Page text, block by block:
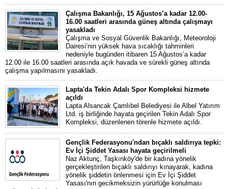
Çalışma Bakanlığı, 15 Ağustos’a kadar 12.00-
16.00 saatleri arasında güneş altında çalışmayı
yasakladı
Çalışma ve Sosyal Güvenlik Bakanlığı, Meteoroloji
Dairesi’nin yüksek hava sıcaklığı tahminleri
nedeniyle bugünden itibaren 15 Ağustos’a kadar
12.00 ile 16.00 saatleri arasında açık havada ve sürekli güneş altında
çalışma yapılmasını yasakladı.
Lapta'da Tekin Adalı Spor Kompleksi hizmete
açıldı
Lapta Alsancak Çamlıbel Belediyesi ile Albel Yatırım
Ltd. iş birliğinde hayata geçirilen Tekin Adalı Spor
Kompleksi, düzenlenen törenle hizmete açıldı.
Gençlik Federasyonu'ndan bıçaklı saldırıya tepki:
Ev İçi Şiddet Yasası hayata geçirilmeli
Naz Aktunç, Taşkınköy'de bir kadına yönelik
gerçekleştirilen bıçaklı saldırıyı kınayarak, kadına
yönelik şiddetin önlenmesi için Ev İçi Şiddet
Yasası'nın gecikmeksizin yürürlüğe konulması